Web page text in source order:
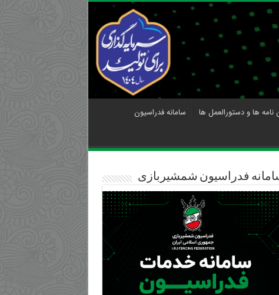
نامه ها و دستورالعمل ها
سامانه فدراسیون
فدراسیون شمشیربازی